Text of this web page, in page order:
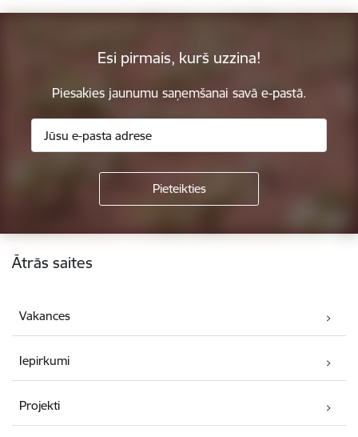
Esi pirmais, kurš uzzina!
Piesakies jaunumu saņemšanai savā e-pastā.
Kājene
Ātrās saites
Vakances
Iepirkumi
Projekti